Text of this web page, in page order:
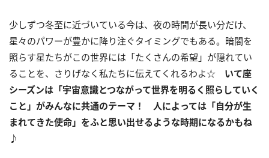
少しずつ冬至に近づいている今は、夜の時間が長い分だけ、
星々のパワーが豊かに降り注ぐタイミングでもある。暗闇を
照らす星たちがこの世界には「たくさんの希望」が隠れてい
ることを、さりげなく私たちに伝えてくれるわよ☆ いて座
シーズンは「宇宙意識とつながって世界を明るく照らしていく
こと」がみんなに共通のテーマ！ 人によっては「自分が生
まれてきた使命」をふと思い出せるような時期になるかもね
♪